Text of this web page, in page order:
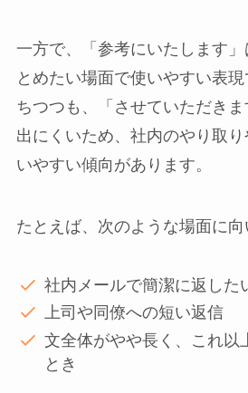
一方で、「参考にいたします
とめたい場面で使いやすい表
ちつつも、「させていただき
出にくいため、社内のやり取
いやすい傾向があります。
たとえば、次のような場面に向
社内メールで簡潔に返した
上司や同僚への短い返信
文全体がやや長く、これ以
とき